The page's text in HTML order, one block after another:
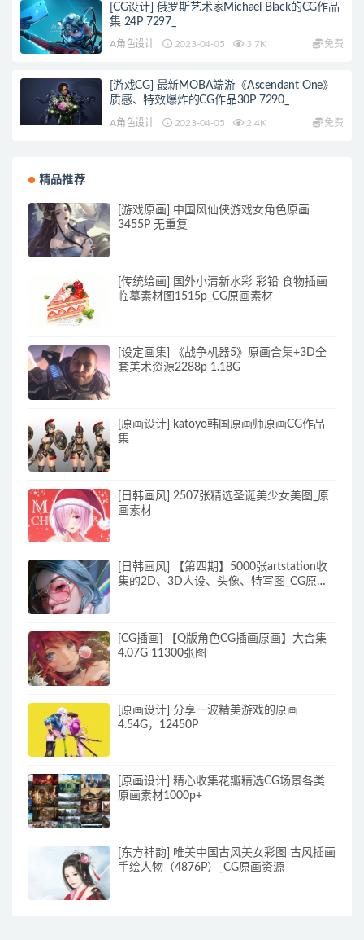
[CG设计] 俄罗斯艺术家Michael Black的CG作品
集 24P 7297_
A角色设计 2023-04-05 3.7K 免费
[游戏CG] 最新MOBA端游《Ascendant One》
质感、特效爆炸的CG作品30P 7290_
A角色设计 2023-04-05 2.4K 免费
精品推荐
[游戏原画] 中国风仙侠游戏女角色原画
3455P 无重复
[传统绘画] 国外小清新水彩 彩铅 食物插画
临摹素材图1515p_CG原画素材
[设定画集] 《战争机器5》原画合集+3D全
套美术资源2288p 1.18G
[原画设计] katoyo韩国原画师原画CG作品
集
[日韩画风] 2507张精选圣诞美少女美图_原
画素材
[日韩画风] 【第四期】5000张artstation收
集的2D、3D人设、头像、特写图_CG原画
[CG插画] 【Q版角色CG插画原画】大合集
4.07G 11300张图
[原画设计] 分享一波精美游戏的原画
4.54G，12450P
[原画设计] 精心收集花瓣精选CG场景各类
原画素材1000p+
[东方神韵] 唯美中国古风美女彩图 古风插画
手绘人物（4876P）_CG原画资源